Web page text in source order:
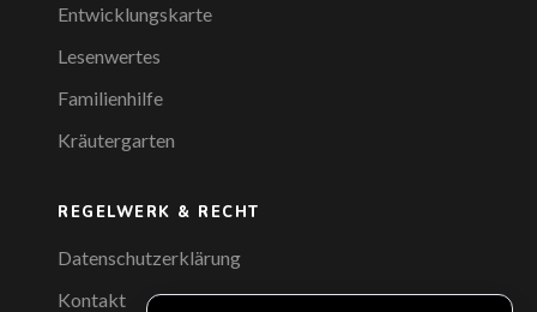
Entwicklungskarte
Lesenwertes
Familienhilfe
Kräutergarten
REGELWERK & RECHT
Datenschutzerklärung
Kontakt